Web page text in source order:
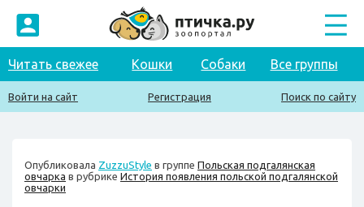
Читать свежее Кошки Собаки Все группы
Войти на сайт Регистрация Поиск по сайту
Опубликовала ZuzzuStyle в группе Польская подгалянская
овчарка в рубрике История появления польской подгалянской
овчарки